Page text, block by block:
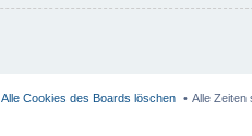
Alle Zeiten
Alle Cookies des Boards löschen